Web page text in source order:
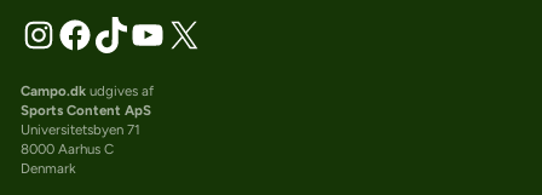
Campo.dkudgives af
Sports Content ApS
Universitetsbyen 71
8000 Aarhus C
Denmark